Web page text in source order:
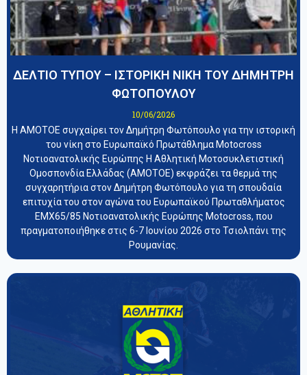
ΔΕΛΤΙΟ ΤΥΠΟΥ – ΙΣΤΟΡΙΚΗ ΝΙΚΗ ΤΟΥ ΔΗΜΗΤΡΗ
ΦΩΤΟΠΟΥΛΟΥ
10/06/2026
Η ΑΜΟΤΟΕ συγχαίρει τον Δημήτρη Φωτόπουλο για την ιστορική
του νίκη στο Ευρωπαϊκό Πρωτάθλημα Motocross
Νοτιοανατολικής Ευρώπης Η Αθλητική Μοτοσυκλετιστική
Ομοσπονδία Ελλάδας (ΑΜΟΤΟΕ) εκφράζει τα θερμά της
συγχαρητήρια στον Δημήτρη Φωτόπουλο για τη σπουδαία
επιτυχία του στον αγώνα του Ευρωπαϊκού Πρωταθλήματος
EMX65/85 Νοτιοανατολικής Ευρώπης Motocross, που
πραγματοποιήθηκε στις 6-7 Ιουνίου 2026 στο Τσιολπάνι της
Ρουμανίας.